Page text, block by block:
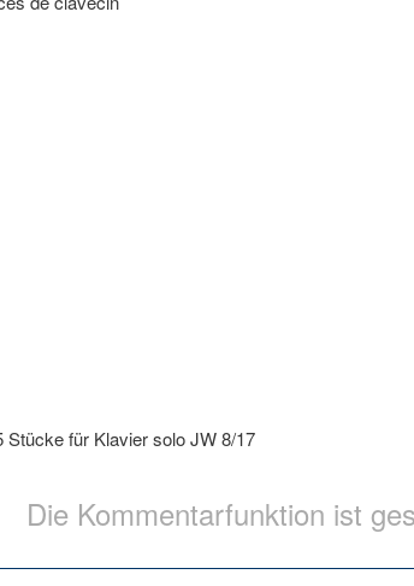
für Klavier solo JW 8/17
Die Kommentarfunktion ist